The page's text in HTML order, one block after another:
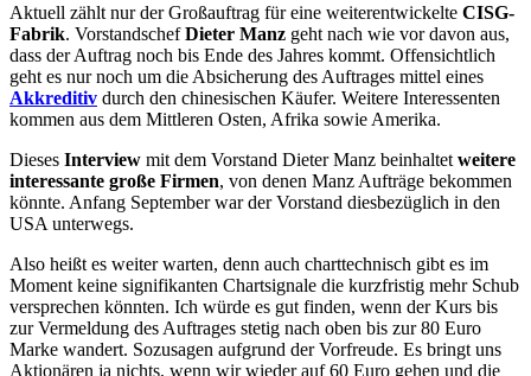
Aktuell zählt nur der Großauftrag für eine weiterentwickelte CISG-
Fabrik. VorstandschefDieter Manz geht nach wie vor davon aus,
dass der Auftrag noch bis Ende des Jahres kommt. Offensichtlich
geht es nur noch um die Absicherung des Auftrages mittel eines
Akkreditiv durch den chinesischen Käufer. Weitere Interessenten
kommen aus dem Mittleren Osten, Afrika sowie Amerika.
Dieses Interview mit dem Vorstand Dieter Manz beinhaltet weitere
interessante große Firmen, von denen Manz Aufträge bekommen
könnte. Anfang September war der Vorstand diesbezüglich in den
USA unterwegs.
Also heißt es weiter warten, denn auch charttechnisch gibt es im
Moment keine signifikanten Chartsignale die kurzfristig mehr Schub
versprechen könnten. Ich würde es gut finden, wenn der Kurs bis
zur Vermeldung des Auftrages stetig nach oben bis zur 80 Euro
Marke wandert. Sozusagen aufgrund der Vorfreude. Es bringt uns
Aktionären ja nichts, wenn wir wieder auf 60 Euro gehen und die